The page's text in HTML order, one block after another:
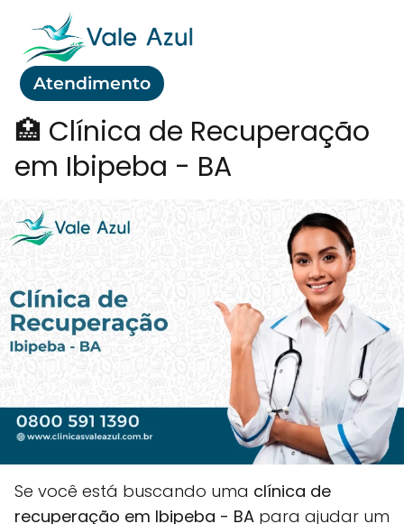
Atendimento
🏥 Clínica de Recuperação
em Ibipeba - BA
Se você está buscando uma clínica de
recuperação em Ibipeba - BA para ajudar um